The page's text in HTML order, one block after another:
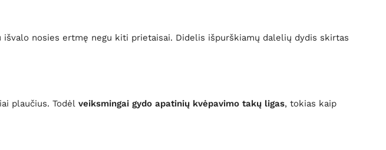
nosies ertmę negu kiti prietaisai. Didelis išpurškiamų dalelių dydis skirtas
plaučius. Todėl veiksmingai gydo apatinių kvėpavimo takų ligas, tokias kaip